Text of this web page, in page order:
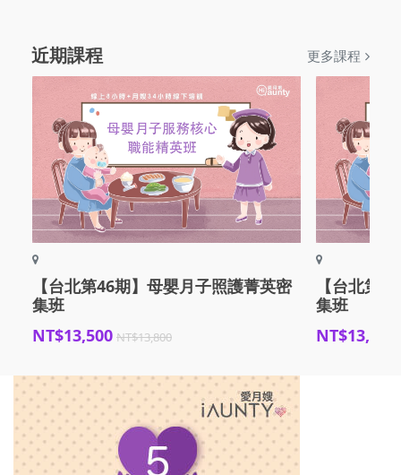
近期課程 更多課程
【台北第46期】母嬰月子照護菁英密
集班
NT$13,500 NT$13,800
【台北第
集班
NT$13,500